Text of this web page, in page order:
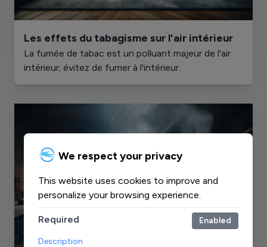
Les effets du tabagisme sur l'air intérieur
La fumée de tabac est un polluant majeur de l'air
intérieur; évitez de fumer à l'intérieur.
We respect your privacy
This website uses cookies to improve and
personalize your browsing experience.
Required Enabled
Description